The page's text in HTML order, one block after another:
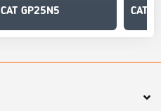
CAT GP25N5 CAT